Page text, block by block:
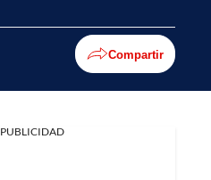
Compartir
PUBLICIDAD